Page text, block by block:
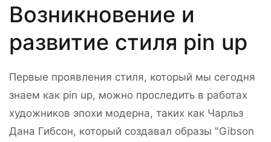
Возникновение и
развитие стиля pin up
Первые проявления стиля, который мы сегодня
знаем как pin up, можно проследить в работах
художников эпохи модерна, таких как Чарльз
Дана Гибсон, который создавал образы "Gibson